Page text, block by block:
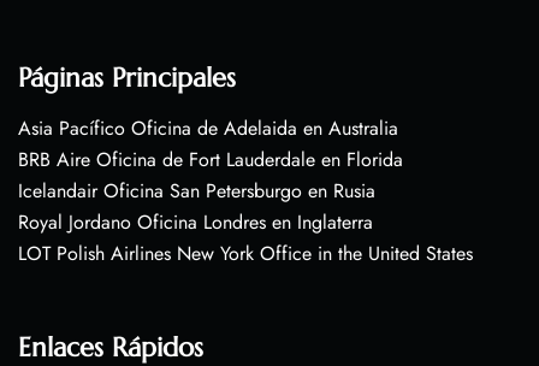
Páginas Principales
Asia Pacífico Oficina de Adelaida en Australia
BRB Aire Oficina de Fort Lauderdale en Florida
Icelandair Oficina San Petersburgo en Rusia
Royal Jordano Oficina Londres en Inglaterra
LOT Polish Airlines New York Office in the United States
Enlaces Rápidos